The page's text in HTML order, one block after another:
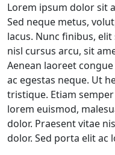
Lorem ipsum dolor sit
Sed neque metus,
lacus. Nunc finibus,
nisl cursus arcu, sit
Aenean laoreet
ac egestas neque. Ut
tristique. Etiam
lorem euismod,
dolor. Praesent vitae
dolor. Sed porta elit ac